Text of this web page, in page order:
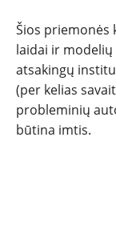
Šios priemonės
laidai ir
atsakingų
(per kelias
probleminių
būtina imtis.